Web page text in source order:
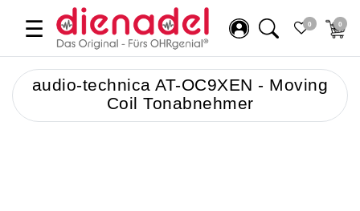
☰ 0 0
audio-technica AT-OC9XEN - Moving
Coil Tonabnehmer